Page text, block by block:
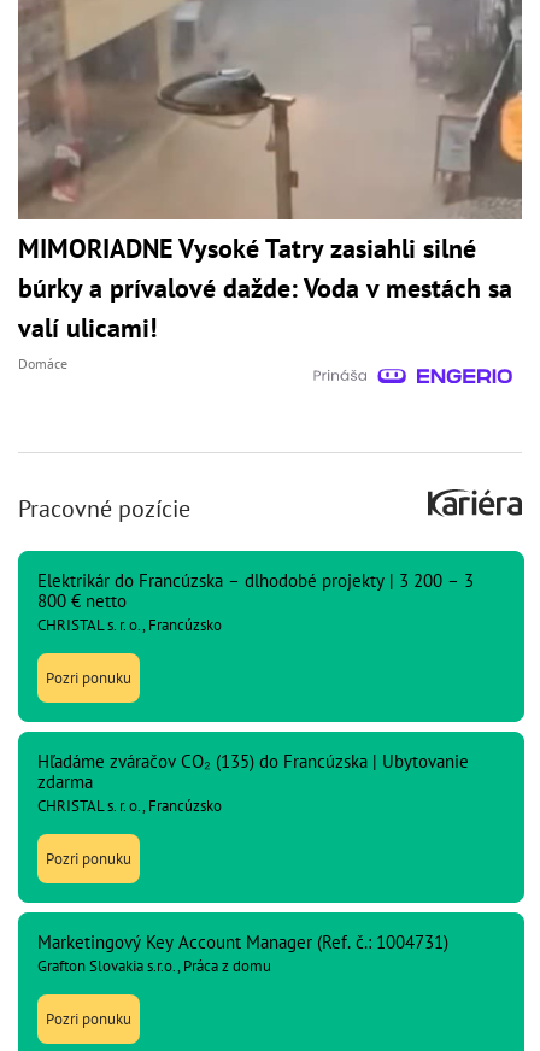
MIMORIADNE Vysoké Tatry zasiahli silné
búrky a prívalové dažde: Voda v mestách sa
valí ulicami!
Domáce
Pracovné pozície
Elektrikár do Francúzska – dlhodobé projekty | 3 200 – 3
800 € netto
CHRISTAL s. r. o., Francúzsko
Pozri ponuku
Hľadáme zváračov CO₂ (135) do Francúzska | Ubytovanie
zdarma
CHRISTAL s. r. o., Francúzsko
Pozri ponuku
Marketingový Key Account Manager (Ref. č.: 1004731)
Grafton Slovakia s.r.o., Práca z domu
Pozri ponuku